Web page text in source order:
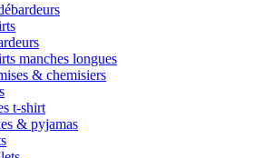
manches longues
& chemisiers
t-shirt
& pyjamas